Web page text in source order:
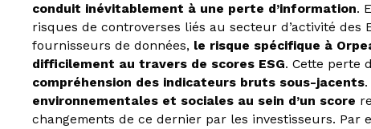
conduit inévitablement à une perte d’information.
risques de controverses liés au secteur d’activité
fournisseurs de données, le risque spécifique à
difficilement au travers de scores ESG. Cette perte
compréhension des indicateurs bruts sous-jacents.
environnementales et sociales au sein d’un score
changements de ce dernier par les investisseurs. Par